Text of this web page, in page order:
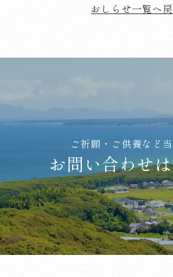
おしらせ一覧へ
ご祈願・ご供養など
お問い合わせ